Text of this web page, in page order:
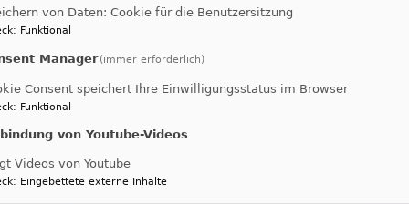
55.71 KB
50.06 KB
und Ehrenamt
von Daten: Cookie für die Benutzersitzung
: Funktional
Manager (immer erforderlich)
Consent speichert Ihre Einwilligungsstatus im Browser
: Funktional
von Youtube-Videos
Videos von Youtube
: Eingebettete externe Inhalte